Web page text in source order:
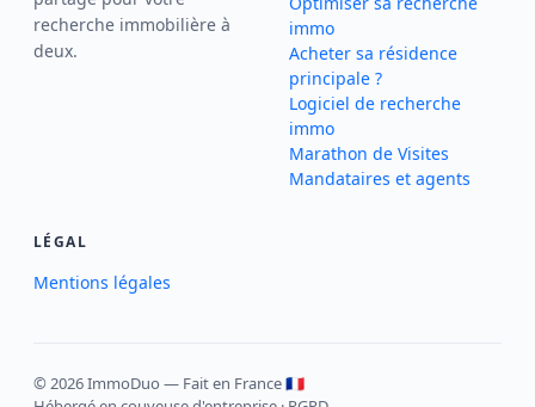
recherche immobilière à
deux.
immo
Acheter sa résidence
principale ?
Logiciel de recherche
immo
Marathon de Visites
Mandataires et agents
LÉGAL
Mentions légales
© 2026 ImmoDuo — Fait en France 🇫🇷